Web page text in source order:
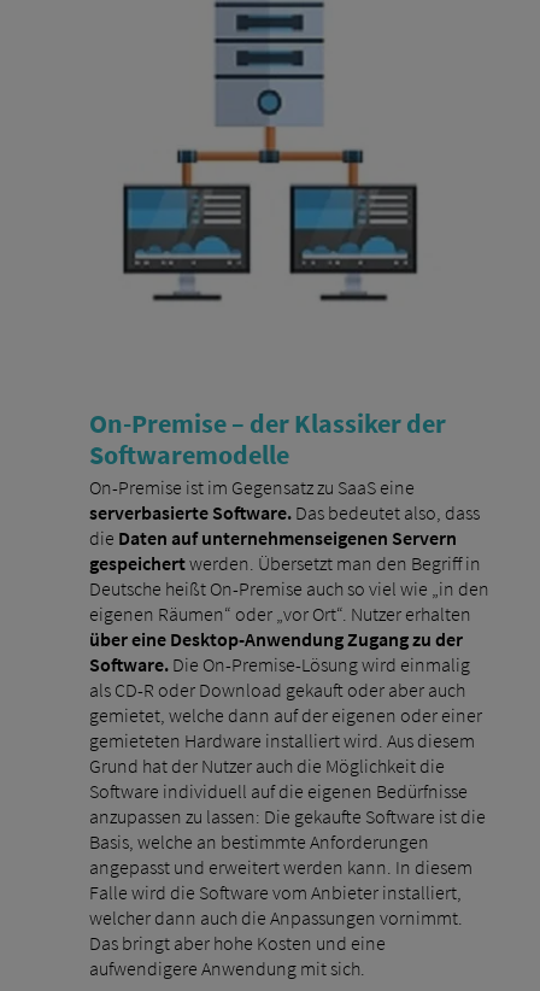
On-Premise – der Klassiker der
Softwaremodelle
On-Premise ist im Gegensatz zu SaaS eine
serverbasierte Software. Das bedeutet also, dass
die Daten auf unternehmenseigenen Servern
gespeichertwerden. Übersetzt man den Begriff in
Deutsche heißt On-Premise auch so viel wie „in den
eigenen Räumen“ oder „vor Ort“. Nutzer erhalten
über eine Desktop-Anwendung Zugang zu der
Software. Die On-Premise-Lösung wird einmalig
als CD-R oder Download gekauft oder aber auch
gemietet, welche dann auf der eigenen oder einer
gemieteten Hardware installiert wird. Aus diesem
Grund hat der Nutzer auch die Möglichkeit die
Software individuell auf die eigenen Bedürfnisse
anzupassen zu lassen: Die gekaufte Software ist die
Basis, welche an bestimmte Anforderungen
angepasst und erweitert werden kann. In diesem
Falle wird die Software vom Anbieter installiert,
welcher dann auch die Anpassungen vornimmt.
Das bringt aber hohe Kosten und eine
aufwendigere Anwendung mit sich.